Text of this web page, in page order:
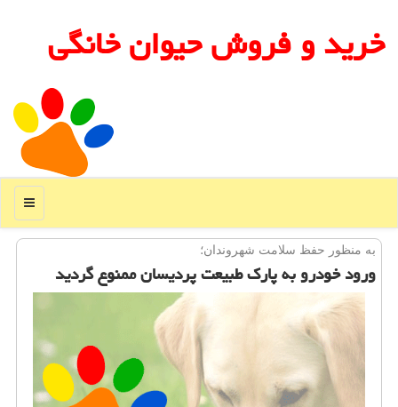
خرید و فروش حیوان خانگی
منو
به منظور حفظ سلامت شهروندان؛
ورود خودرو به پارك طبیعت پردیسان ممنوع گردید